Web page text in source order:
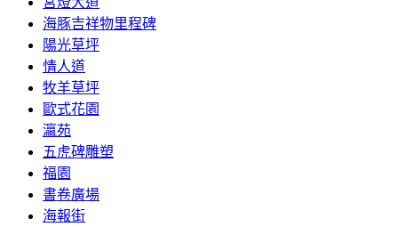
海豚吉祥物里程碑
陽光草坪
情人道
牧羊草坪
歐式花園
瀛苑
五虎碑雕塑
福園
書卷廣場
海報街